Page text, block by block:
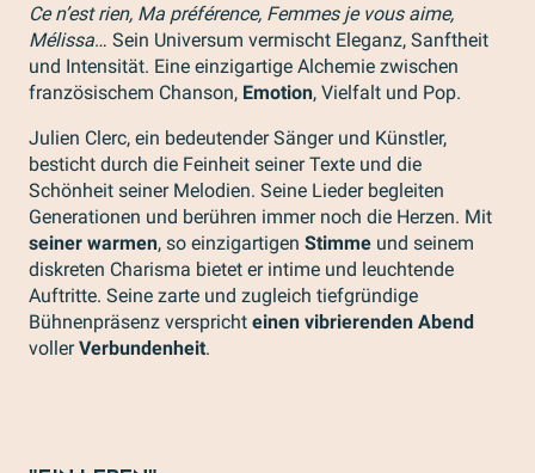
Ce n’est rien, Ma préférence, Femmes je vous aime,
Mélissa… Sein Universum vermischt Eleganz, Sanftheit
und Intensität. Eine einzigartige Alchemie zwischen
französischem Chanson, Emotion, Vielfalt und Pop.
Julien Clerc, ein bedeutender Sänger und Künstler,
besticht durch die Feinheit seiner Texte und die
Schönheit seiner Melodien. Seine Lieder begleiten
Generationen und berühren immer noch die Herzen. Mit
seiner warmen, so einzigartigen Stimme und seinem
diskreten Charisma bietet er intime und leuchtende
Auftritte. Seine zarte und zugleich tiefgründige
Bühnenpräsenz verspricht einen vibrierenden Abend
vollerVerbundenheit.